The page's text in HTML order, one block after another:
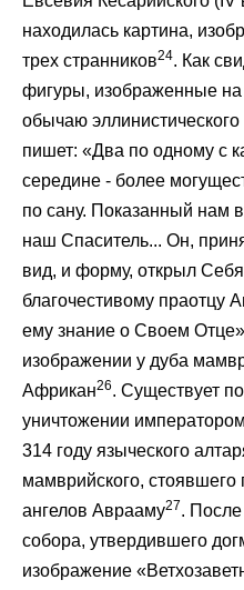
находилась картина,
трех странников24. Как
фигуры, изображенные
обычаю
пишет: «Два по одному с
середине - более
по сану. Показанный нам
наш Спаситель... Он,
вид, и форму, открыл
благочестивому праотцу
ему знание о Своем Отце»
изображении у дуба
Африкан26. Существует
уничтожении
314 году языческого
мамврийского, стоявшего
ангелов Аврааму27. После
собора, утвердившего
изображение